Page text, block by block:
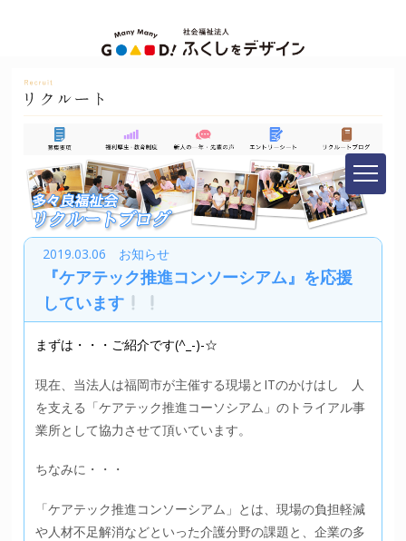
2019.03.06 お知らせ
『ケアテック推進コンソーシアム』を応援
しています
まずは・・・ご紹介です(^_-)-☆
現在、当法人は福岡市が主催する現場とITのかけはし 人
を支える「ケアテック推進コーソシアム」のトライアル事
業所として協力させて頂いています。
ちなみに・・・
「ケアテック推進コンソーシアム」とは、現場の負担軽減
や人材不足解消などといった介護分野の課題と、企業の多